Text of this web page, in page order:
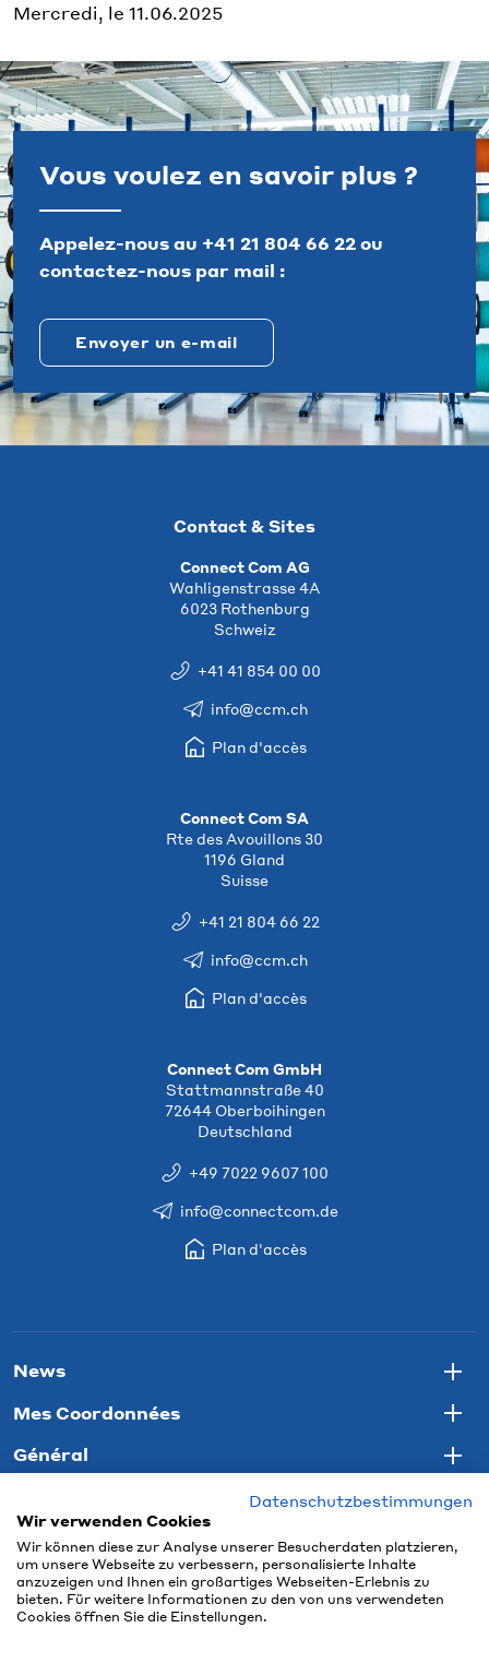
Mercredi, le 11.06.2025
Vous voulez en savoir plus ?
Appelez-nous au +41 21 804 66 22ou
contactez-nous par mail :
Envoyer un e-mail
Contact & Sites
Connect Com AG
Wahligenstrasse 4A
6023 Rothenburg
Schweiz
+41 41 854 00 00
info@ccm.ch
Plan d'accès
Connect Com SA
Rte des Avouillons 30
1196 Gland
Suisse
+41 21 804 66 22
info@ccm.ch
Plan d'accès
Connect Com GmbH
Stattmannstraße 40
72644 Oberboihingen
Deutschland
+49 7022 9607 100
info@connectcom.de
Plan d'accès
News
Mes Coordonnées
Général
Datenschutzbestimmungen
Wir verwenden Cookies
Wir können diese zur Analyse unserer Besucherdaten platzieren,
um unsere Webseite zu verbessern, personalisierte Inhalte
anzuzeigen und Ihnen ein großartiges Webseiten-Erlebnis zu
bieten. Für weitere Informationen zu den von uns verwendeten
Cookies öffnen Sie die Einstellungen.